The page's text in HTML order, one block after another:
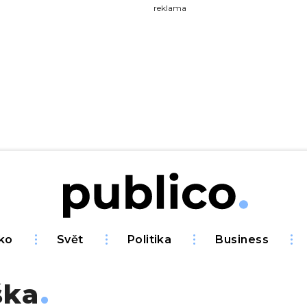
reklama
Svět Politika Business
na Publiku